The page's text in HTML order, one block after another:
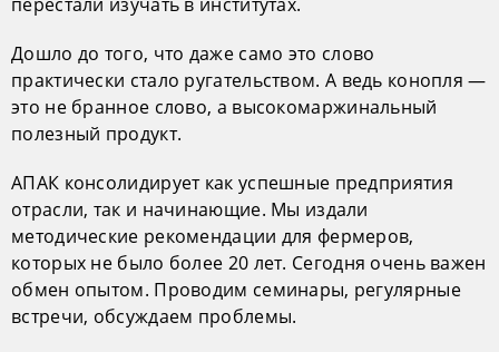
Дошло до того, что даже само это слово
практически стало ругательством. А ведь конопля —
это не бранное слово, а высокомаржинальный
полезный продукт.
АПАК консолидирует как успешные предприятия
отрасли, так и начинающие. Мы издали
методические рекомендации для фермеров,
которых не было более 20 лет. Сегодня очень важен
обмен опытом. Проводим семинары, регулярные
встречи, обсуждаем проблемы.